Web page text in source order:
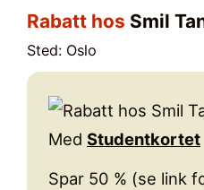
Rabatt hos Smil
Sted: Oslo
Med Studentkortet
Spar 50 % (se link